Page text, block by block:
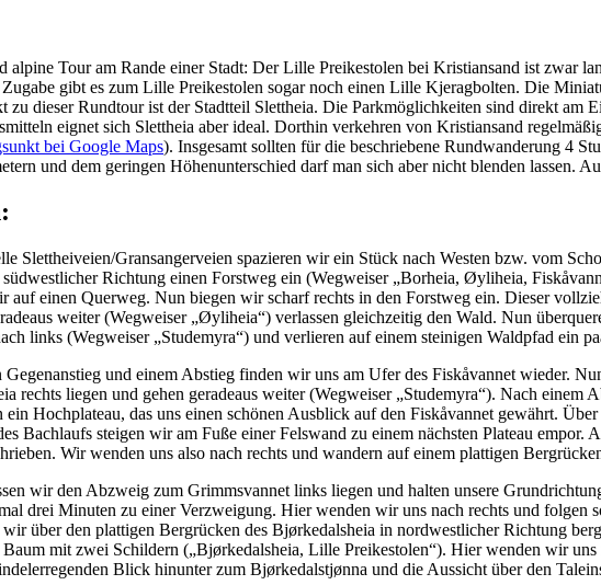
alpine Tour am Rande einer Stadt: Der Lille Preikestolen bei Kristiansand ist zwar
gibt es zum Lille Preikestolen sogar noch einen Lille Kjeragbolten. Die
zu dieser Rundtour ist der Stadtteil Slettheia. Die Parkmöglichkeiten sind direkt am
eignet sich Slettheia aber ideal. Dorthin verkehren von Kristiansand
bei Google Maps). Insgesamt sollten für die beschriebene Rundwanderung 4
und dem geringen Höhenunterschied darf man sich aber nicht blenden lassen.
Slettheiveien/Gransangerveien spazieren wir ein Stück nach Westen bzw. vom
Richtung einen Forstweg ein (Wegweiser „Borheia, Øyliheia,
auf einen Querweg. Nun biegen wir scharf rechts in den Forstweg ein. Dieser
weiter (Wegweiser „Øyliheia“) verlassen gleichzeitig den Wald. Nun
links (Wegweiser „Studemyra“) und verlieren auf einem steinigen Waldpfad ein
Gegenanstieg und einem Abstieg finden wir uns am Ufer des Fiskåvannet wieder.
rechts liegen und gehen geradeaus weiter (Wegweiser „Studemyra“). Nach einem
ein Hochplateau, das uns einen schönen Ausblick auf den Fiskåvannet gewährt.
Bachlaufs steigen wir am Fuße einer Felswand zu einem nächsten Plateau
Wir wenden uns also nach rechts und wandern auf einem plattigen
wir den Abzweig zum Grimmsvannet links liegen und halten unsere
drei Minuten zu einer Verzweigung. Hier wenden wir uns nach rechts und
über den plattigen Bergrücken des Bjørkedalsheia in nordwestlicher Richtung
mit zwei Schildern („Bjørkedalsheia, Lille Preikestolen“). Hier wenden wir
Blick hinunter zum Bjørkedalstjønna und die Aussicht über den